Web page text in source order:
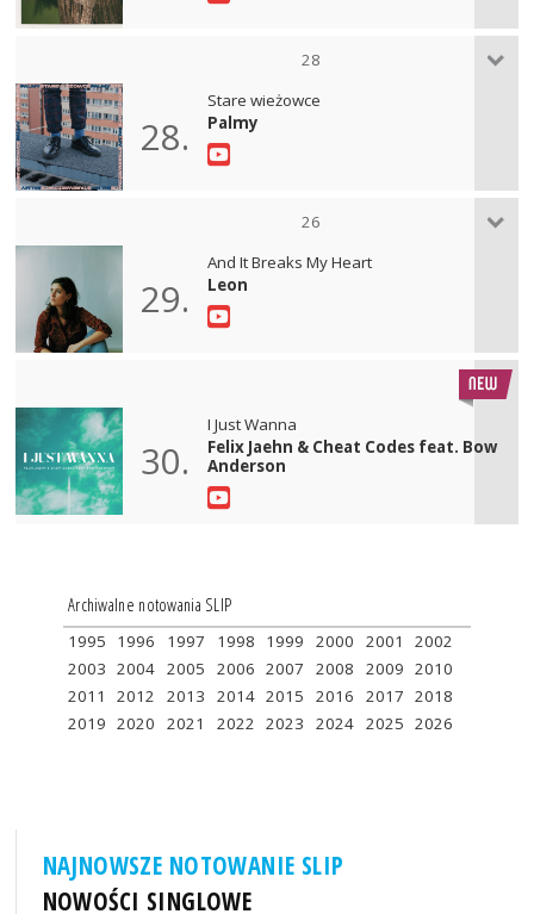
28
28.
Stare wieżowce
Palmy
26
29.
And It Breaks My Heart
Leon
30.
I Just Wanna
Felix Jaehn & Cheat Codes feat. Bow
Anderson
Archiwalne notowania SLIP
1995 1996 1997 1998 1999 2000 2001
2002
2003 2004 2005 2006 2007 2008 2009 2010
2011
2012 2013 2014 2015 2016 2017 2018
2019 2020 2021 2022 2023 2024 2025 2026
NAJNOWSZE NOTOWANIE SLIP
NOWOŚCI SINGLOWE